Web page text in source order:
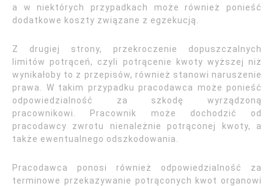
a w niektórych przypadkach może również ponieść
dodatkowe koszty związane z egzekucją.
Z drugiej strony, przekroczenie dopuszczalnych
limitów potrąceń, czyli potrącenie kwoty wyższej niż
wynikałoby to z przepisów, również stanowi naruszenie
prawa. W takim przypadku pracodawca może ponieść
odpowiedzialność za szkodę wyrządzoną
pracownikowi. Pracownik może dochodzić od
pracodawcy zwrotu nienależnie potrąconej kwoty, a
także ewentualnego odszkodowania.
Pracodawca ponosi również odpowiedzialność za
terminowe przekazywanie potrąconych kwot organowi